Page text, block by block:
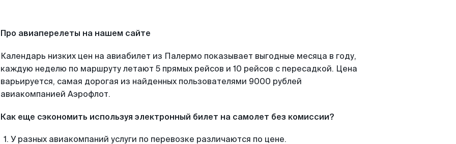
Про авиаперелеты на нашем сайте
Календарь низких цен на авиабилет из Палермо показывает выгодные месяца в году,
каждую неделю по маршруту летают 5 прямых рейсов и 10 рейсов с пересадкой. Цена
варьируется, самая дорогая из найденных пользователями 9000 рублей
авиакомпанией Аэрофлот.
Как еще сэкономить используя электронный билет на самолет без комиссии?
У разных авиакомпаний услуги по перевозке различаются по цене.